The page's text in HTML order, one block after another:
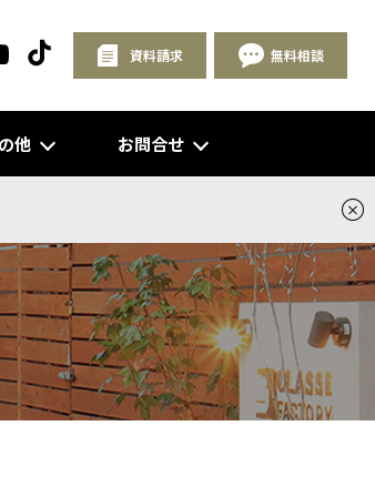
資料請求 無料相談
他 お問合せ